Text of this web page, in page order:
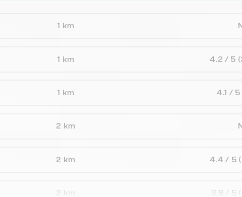
1 km
1 km 4.2 / 5
1 km 4.1 / 5
2 km
2 km 4.4 / 5
2 km 3.8 / 5